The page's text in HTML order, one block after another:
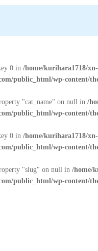
0 in/home/kurihara1718/
public_html/wp-content/
"cat_name" on null in/
public_html/wp-content/
0 in/home/kurihara1718/
public_html/wp-content/
"slug" on null in/home/
public_html/wp-content/